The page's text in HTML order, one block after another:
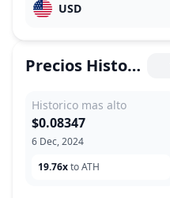
USD
Precios Historicos
Historico mas alto
6 Dec, 2024
$0.08347
19.76xto ATH